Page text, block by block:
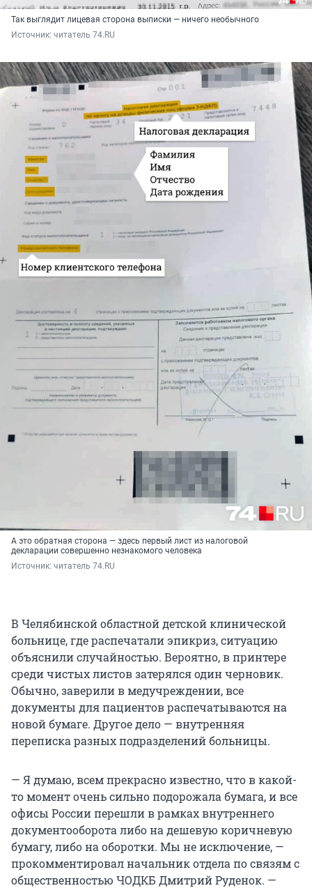
Так выглядит лицевая сторона выписки — ничего необычного
Источник: читатель 74.RU
А это обратная сторона — здесь первый лист из налоговой
декларации совершенно незнакомого человека
Источник: читатель 74.RU
В Челябинской областной детской клинической
больнице, где распечатали эпикриз, ситуацию
объяснили случайностью. Вероятно, в принтере
среди чистых листов затерялся один черновик.
Обычно, заверили в медучреждении, все
документы для пациентов распечатываются на
новой бумаге. Другое дело — внутренняя
переписка разных подразделений больницы.
— Я думаю, всем прекрасно известно, что в какой-
то момент очень сильно подорожала бумага, и все
офисы России перешли в рамках внутреннего
документооборота либо на дешевую коричневую
бумагу, либо на оборотки. Мы не исключение, —
прокомментировал начальник отдела по связям с
общественностью ЧОДКБ Дмитрий Руденок. —